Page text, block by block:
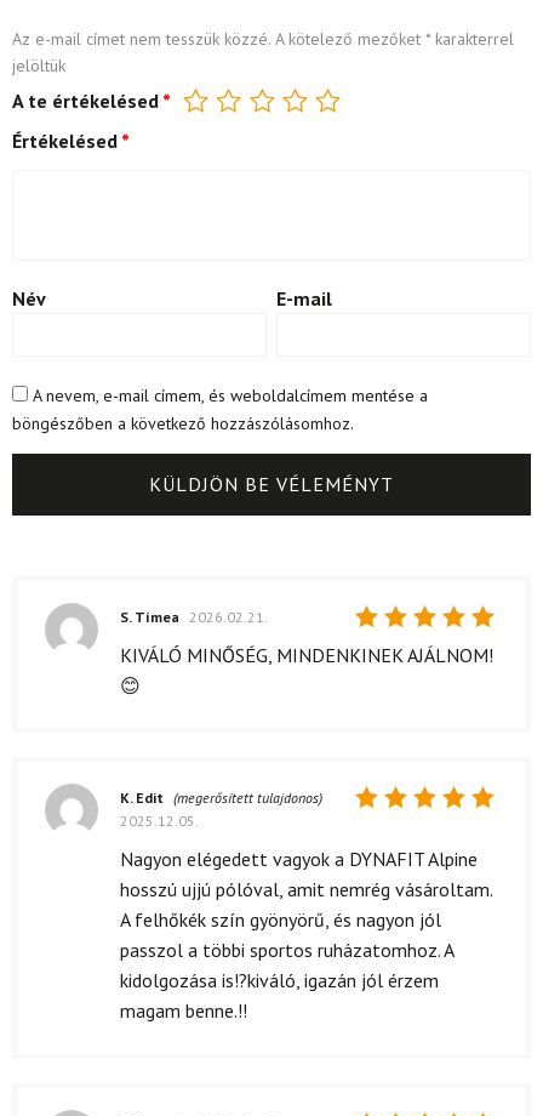
Az e-mail címet nem tesszük közzé. A kötelező mezőket *karakterrel
jelöltük
A te értékelésed *
Értékelésed *
Név E-mail
A nevem, e-mail címem, és weboldalcímem mentése a
böngészőben a következő hozzászólásomhoz.
Értékelés:
S. Tímea 2026.02.21.
KIVÁLÓ MINŐSÉG, MINDENKINEK AJÁLNOM!
😊
5/ 5
K. Edit (megerősített tulajdonos)
2025.12.05.
Nagyon elégedett vagyok a DYNAFIT Alpine
hosszú ujjú pólóval, amit nemrég vásároltam.
A felhőkék szín gyönyörű, és nagyon jól
passzol a többi sportos ruházatomhoz. A
kidolgozása is!?kiváló, igazán jól érzem
magam benne.!!